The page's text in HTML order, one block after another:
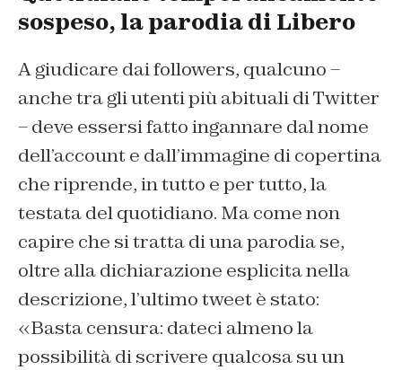
sospeso, la parodia di Libero
A giudicare dai followers, qualcuno –
anche tra gli utenti più abituali di Twitter
– deve essersi fatto ingannare dal nome
dell’account e dall’immagine di copertina
che riprende, in tutto e per tutto, la
testata del quotidiano. Ma come non
capire che si tratta di una parodia se,
oltre alla dichiarazione esplicita nella
descrizione, l’ultimo tweet è stato:
«Basta censura: dateci almeno la
possibilità di scrivere qualcosa su un